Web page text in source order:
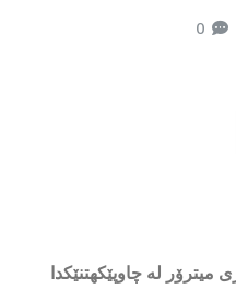
0
له چاوپێكهتنێكدا